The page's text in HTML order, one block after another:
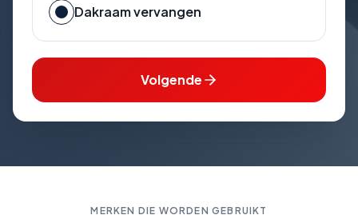
Dakraam vervangen
Volgende
MERKEN DIE WORDEN GEBRUIKT